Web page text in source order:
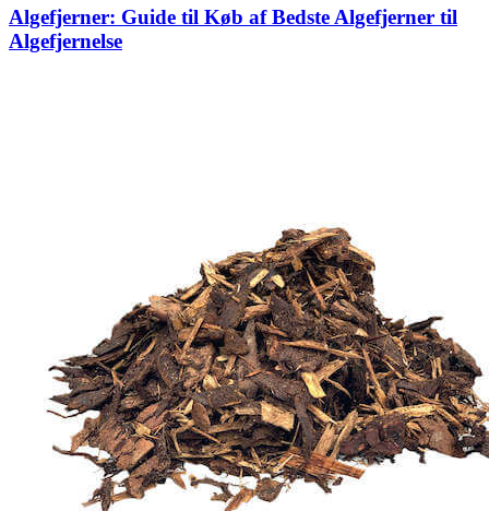
Algefjerner: Guide til Køb af Bedste Algefjerner til
Algefjernelse